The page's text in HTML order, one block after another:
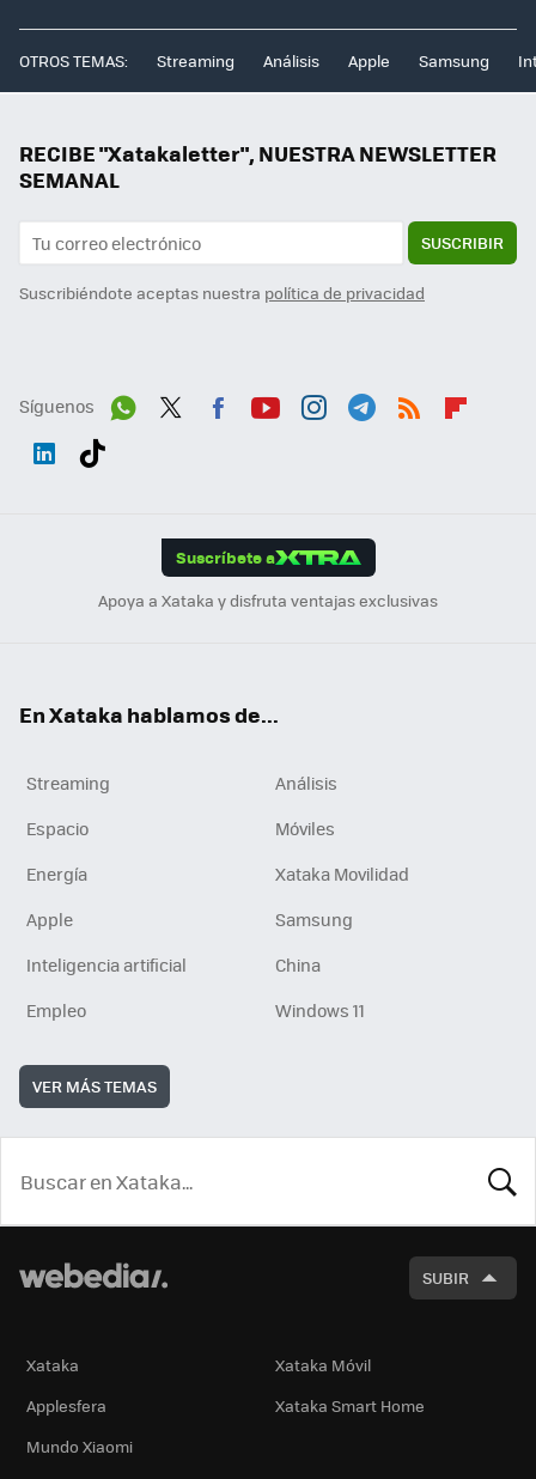
OTROS TEMAS: Streaming Análisis Apple Samsung
RECIBE "Xatakaletter", NUESTRA NEWSLETTER
SEMANAL
SUSCRIBIR
Suscribiéndote aceptas nuestra política de privacidad
Síguenos
Suscríbete a
Apoya a Xataka y disfruta ventajas exclusivas
En Xataka hablamos de...
Streaming
Análisis
Espacio
Móviles
Energía
Xataka Movilidad
Apple
Samsung
Inteligencia artificial
China
Empleo
Windows 11
VER MÁS TEMAS
SUBIR
Xataka
Xataka Móvil
Applesfera
Xataka Smart Home
Mundo Xiaomi